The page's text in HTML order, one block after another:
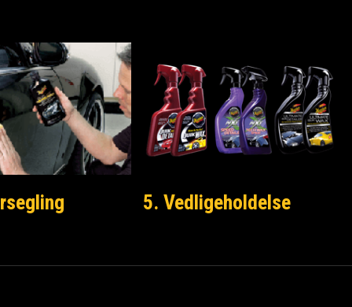
5. Vedligeholdelse